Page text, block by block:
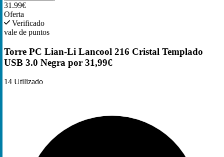
31.99€
Oferta
Verificado
vale de puntos
Torre PC Lian-Li Lancool 216 Cristal Templado
USB 3.0 Negra por 31,99€
14 Utilizado